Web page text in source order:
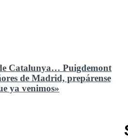
Catalunya… Puigdemont
de Madrid, prepárense
ya venimos»